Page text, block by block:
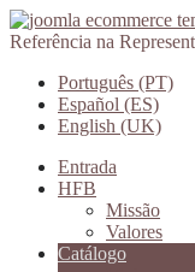
Referência na
Português (PT)
Español (ES)
English (UK)
Entrada
HFB
Missão
Valores
Catálogo